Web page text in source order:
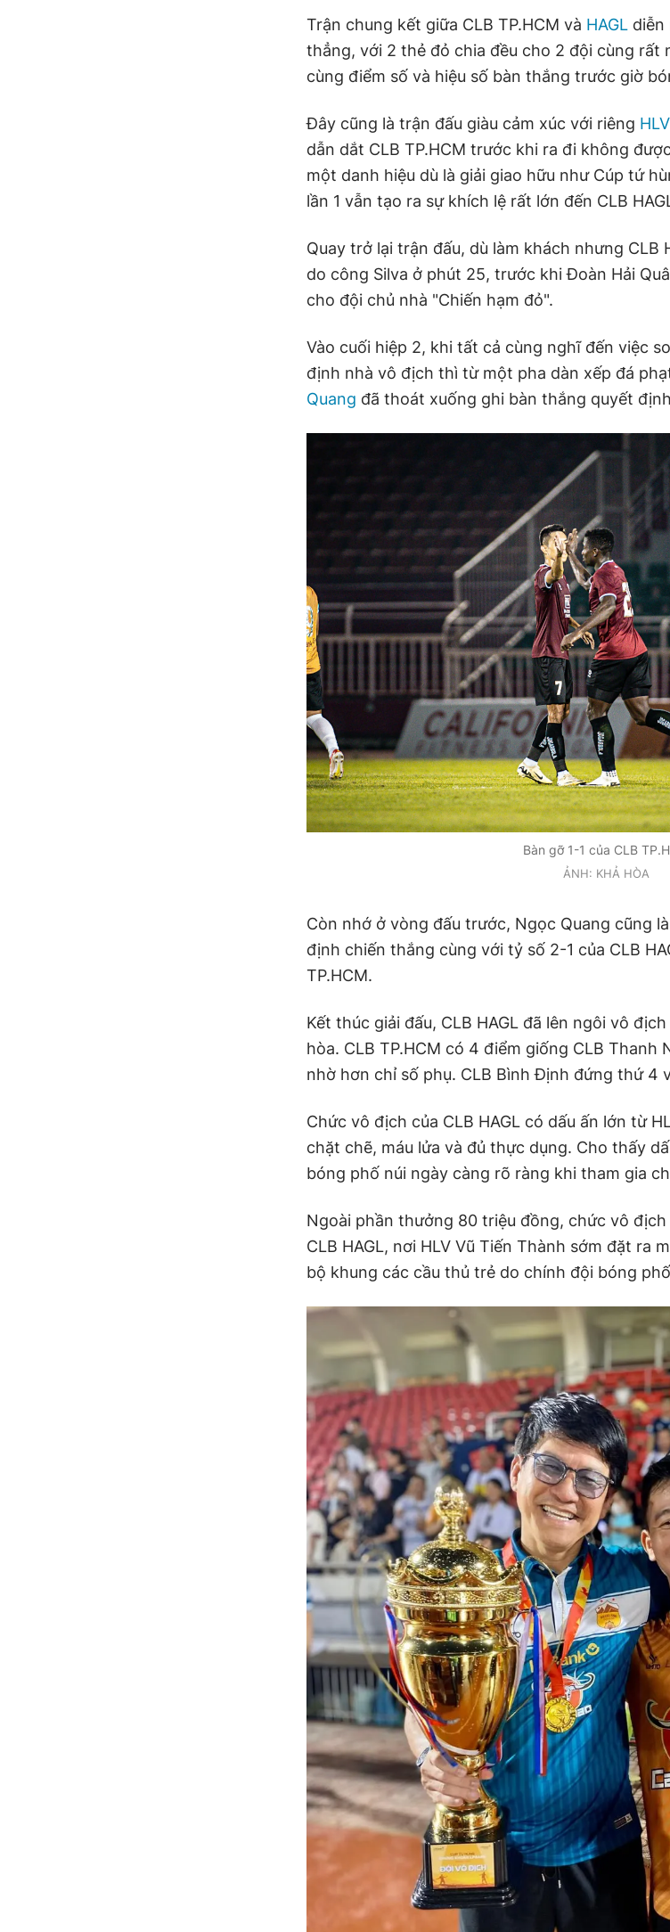
Trận chung kết giữa CLB TP.HCM và HAGL diễn
thẳng, với 2 thẻ đỏ chia đều cho 2 đội cùng rất
cùng điểm số và hiệu số bàn thắng trước giờ
Đây cũng là trận đấu giàu cảm xúc với riêng
dẫn dắt CLB TP.HCM trước khi ra đi không
một danh hiệu dù là giải giao hữu như Cúp tứ
lần 1 vẫn tạo ra sự khích lệ rất lớn đến CLB
Quay trở lại trận đấu, dù làm khách nhưng CLB
do công Silva ở phút 25, trước khi Đoàn Hải
cho đội chủ nhà "Chiến hạm đỏ".
Vào cuối hiệp 2, khi tất cả cùng nghĩ đến việc
định nhà vô địch thì từ một pha dàn xếp đá
Quang đã thoát xuống ghi bàn thắng quyết
Bàn gỡ 1-1 của CLB
ẢNH: KHẢ HÒA
Còn nhớ ở vòng đấu trước, Ngọc Quang cũng
định chiến thắng cùng với tỷ số 2-1 của CLB
TP.HCM.
Kết thúc giải đấu, CLB HAGL đã lên ngôi vô
hòa. CLB TP.HCM có 4 điểm giống CLB Thanh
nhờ hơn chỉ số phụ. CLB Bình Định đứng thứ 4
Chức vô địch của CLB HAGL có dấu ấn lớn từ
chặt chẽ, máu lửa và đủ thực dụng. Cho thấy
bóng phố núi ngày càng rõ ràng khi tham gia
Ngoài phần thưởng 80 triệu đồng, chức vô
CLB HAGL, nơi HLV Vũ Tiến Thành sớm đặt ra
bộ khung các cầu thủ trẻ do chính đội bóng